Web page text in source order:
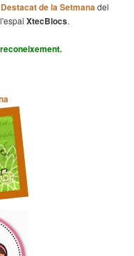
de la Setmana del
XtecBlocs.